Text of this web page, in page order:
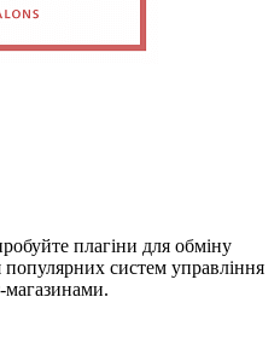
плагіни для обміну
систем управління
магазинами.